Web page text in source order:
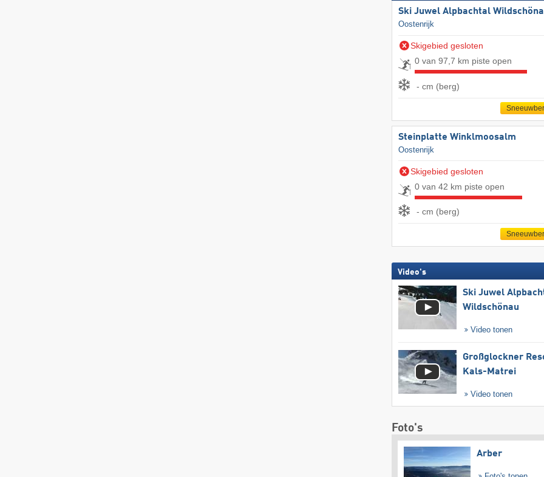
Ski Juwel Alpbachtal
Oostenrijk
Skigebied gesloten
0 van 97,7 km piste open
- cm (berg)
Steinplatte Winklmoosalm
Oostenrijk
Skigebied gesloten
0 van 42 km piste open
- cm (berg)
Video's
Ski Juwel
Wildschönau
Video tonen
Großglockner
Kals-Matrei
Video tonen
Foto's
Arber